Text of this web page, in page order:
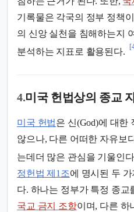
기록물은 각국의 정부 정책
의 신앙 실천을 침해하는지
분석하는 지표로 활용된다.
4.미국 헌법상의 종교
미국 헌법은 신(God)에 대한
않으나, 다른 어떠한 자유보
는데더 많은 관심을 기울인
정헌법 제1조에 명시된 두
다. 하나는 정부가 특정 종교
국교 금지 조항이며, 다른 하